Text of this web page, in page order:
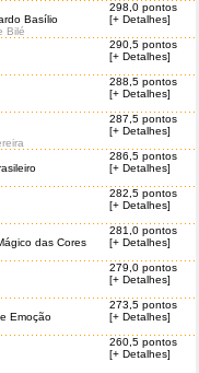
Basílio
Bilé
298,0 pontos
[+ Detalhes]
290,5 pontos
[+ Detalhes]
288,5 pontos
[+ Detalhes]
287,5 pontos
[+ Detalhes]
286,5 pontos
[+ Detalhes]
282,5 pontos
[+ Detalhes]
das Cores
281,0 pontos
[+ Detalhes]
279,0 pontos
[+ Detalhes]
Emoção
273,5 pontos
[+ Detalhes]
260,5 pontos
[+ Detalhes]